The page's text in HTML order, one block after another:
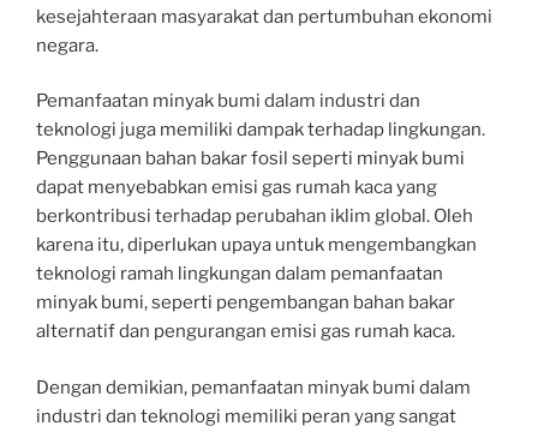
kesejahteraan masyarakat dan pertumbuhan ekonomi
negara.
Pemanfaatan minyak bumi dalam industri dan
teknologi juga memiliki dampak terhadap lingkungan.
Penggunaan bahan bakar fosil seperti minyak bumi
dapat menyebabkan emisi gas rumah kaca yang
berkontribusi terhadap perubahan iklim global. Oleh
karena itu, diperlukan upaya untuk mengembangkan
teknologi ramah lingkungan dalam pemanfaatan
minyak bumi, seperti pengembangan bahan bakar
alternatif dan pengurangan emisi gas rumah kaca.
Dengan demikian, pemanfaatan minyak bumi dalam
industri dan teknologi memiliki peran yang sangat